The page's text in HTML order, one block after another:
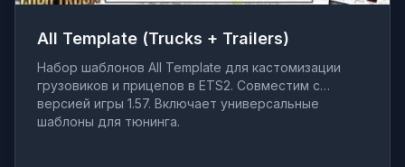
All Template (Trucks + Trailers)
Набор шаблонов All Template для кастомизации
грузовиков и прицепов в ETS2. Совместим с
версией игры 1.57. Включает универсальные
шаблоны для тюнинга.